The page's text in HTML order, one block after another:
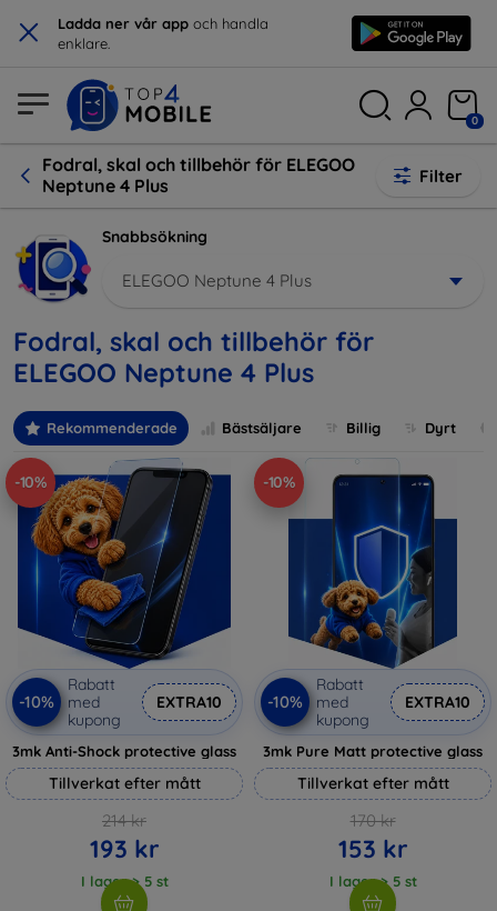
× Ladda ner vår app och handla
enklare.
0
Fodral, skal och tillbehör för ELEGOO
Neptune 4 Plus
Filter
Snabbsökning
ELEGOO Neptune 4 Plus
Fodral, skal och tillbehör för
ELEGOO Neptune 4 Plus
Rekommenderade Bästsäljare Billig Dyrt
-10%
-10%
Rabatt
med
kupong
EXTRA10
3mk Anti-Shock protective glass
Tillverkat efter mått
214 kr
193 kr
I lager > 5 st
-10%
-10%
Rabatt
med
kupong
EXTRA10
3mk Pure Matt protective glass
Tillverkat efter mått
170 kr
153 kr
I lager > 5 st